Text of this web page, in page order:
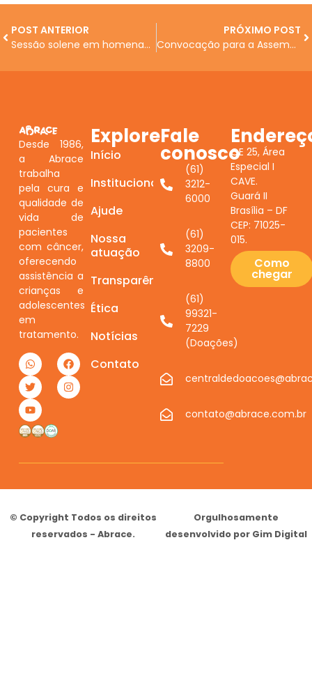
POST ANTERIOR
Sessão solene em homenagem aos 40 anos da Abrace e você é nosso convidado
PRÓXIMO POST
Convocação para a Assembleia Geral para Aprovação do Balanço 2025
Desde 1986,
a Abrace
trabalha
pela cura e
qualidade de
vida de
pacientes
com câncer,
oferecendo
assistência a
crianças e
adolescentes
em
tratamento.
Explore
Início
Institucional
Ajude
Nossa
atuação
Transparência
Ética
Notícias
Contato
Fale
conosco
(61)
3212-
6000
(61)
3209-
8800
(61)
99321-
7229
(Doações)
contato@abrace.com.br
QE 25, Área
Especial I
CAVE.
Guará II
Brasília – DF
CEP: 71025-
015.
Como
chegar
© Copyright Todos os direitos
reservados - Abrace.
Orgulhosamente
desenvolvido por Gim Digital